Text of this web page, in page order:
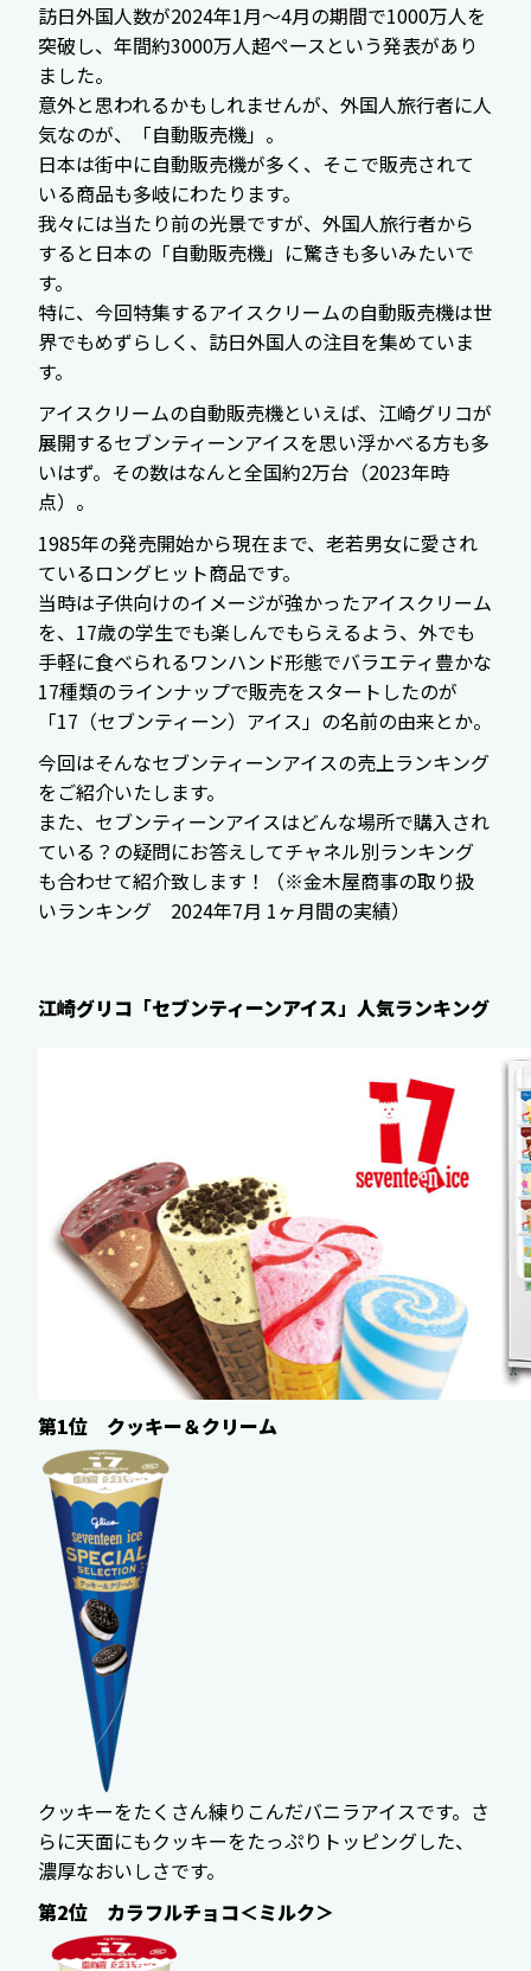
訪日外国人数が2024年1月〜4月の期間で1000万人を
突破し、年間約3000万人超ペースという発表があり
ました。
意外と思われるかもしれませんが、外国人旅行者に人
気なのが、「自動販売機」。
日本は街中に自動販売機が多く、そこで販売されて
いる商品も多岐にわたります。
我々には当たり前の光景ですが、外国人旅行者から
すると日本の「自動販売機」に驚きも多いみたいで
す。
特に、今回特集するアイスクリームの自動販売機は世
界でもめずらしく、訪日外国人の注目を集めていま
す。
アイスクリームの自動販売機といえば、江崎グリコが
展開するセブンティーンアイスを思い浮かべる方も多
いはず。その数はなんと全国約2万台（2023年時
点）。
1985年の発売開始から現在まで、老若男女に愛され
ているロングヒット商品です。
当時は子供向けのイメージが強かったアイスクリーム
を、17歳の学生でも楽しんでもらえるよう、外でも
手軽に食べられるワンハンド形態でバラエティ豊かな
17種類のラインナップで販売をスタートしたのが
「17（セブンティーン）アイス」の名前の由来とか。
今回はそんなセブンティーンアイスの売上ランキング
をご紹介いたします。
また、セブンティーンアイスはどんな場所で購入され
ている？の疑問にお答えしてチャネル別ランキング
も合わせて紹介致します！（※金木屋商事の取り扱
いランキング 2024年7月 1ヶ月間の実績）
江崎グリコ「セブンティーンアイス」人気ランキング
第1位 クッキー＆クリーム
クッキーをたくさん練りこんだバニラアイスです。さ
らに天面にもクッキーをたっぷりトッピングした、
濃厚なおいしさです。
第2位 カラフルチョコ＜ミルク＞